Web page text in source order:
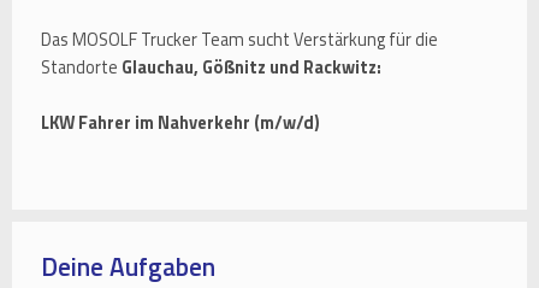
Das MOSOLF Trucker Team sucht Verstärkung für die
Standorte Glauchau, Gößnitz und Rackwitz:
LKW Fahrer im Nahverkehr (m/w/d)
Deine Aufgaben